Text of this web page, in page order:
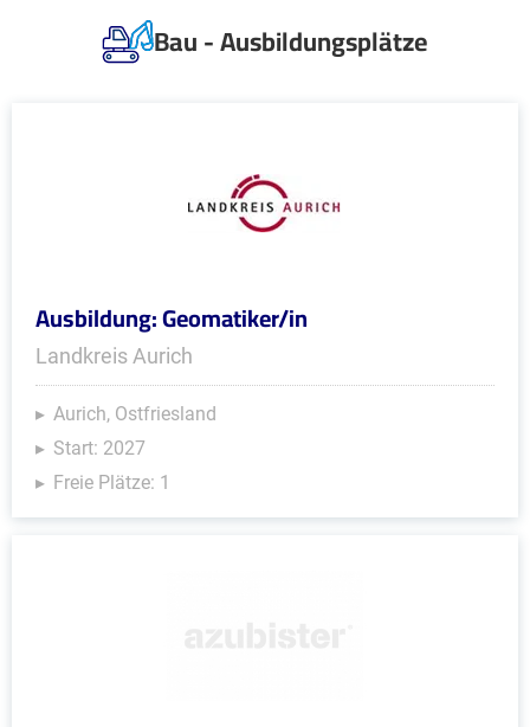
Bau - Ausbildungsplätze
Ausbildung: Geomatiker/in
Landkreis Aurich
Aurich, Ostfriesland
Start: 2027
Freie Plätze: 1